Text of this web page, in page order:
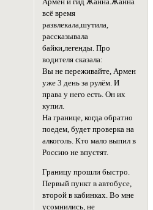
Армен и гид Жанна.Жанна
всё время
развлекала,шутила,
рассказывала
байки,легенды. Про
водителя сказала:
Вы не переживайте, Армен
уже 3 день за рулём. И
права у него есть. Он их
купил.
На границе, когда обратно
поедем, будет проверка на
алкоголь. Кто мало выпил в
Россию не впустят.
Границу прошли быстро.
Первый пункт в автобусе,
второй в кабинках. Во мне
усомнились, не